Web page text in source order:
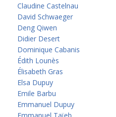
Claudine Castelnau
David Schwaeger
Deng Qiwen
Didier Desert
Dominique Cabanis
Édith Lounès
Élisabeth Gras
Elsa Dupuy
Emile Barbu
Emmanuel Dupuy